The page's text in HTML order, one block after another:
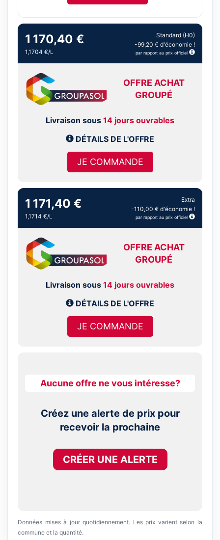
1 170,40 €
1,1704 €/L
Standard (H0)
-99,20 € d'économie !
par rapport au prix officiel
OFFRE ACHAT
GROUPÉ
Livraison sous 14 jours ouvrables
DÉTAILS DE L'OFFRE
JE COMMANDE
1 171,40 €
1,1714 €/L
Extra
-110,00 € d'économie !
par rapport au prix officiel
OFFRE ACHAT
GROUPÉ
Livraison sous 14 jours ouvrables
DÉTAILS DE L'OFFRE
JE COMMANDE
Aucune offre ne vous intéresse?
Créez une alerte de prix pour
recevoir la prochaine
CRÉER UNE ALERTE
Données mises à jour quotidiennement. Les prix varient selon la
commune et la quantité.